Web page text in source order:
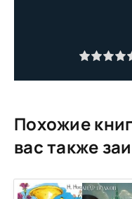
17
Похожие
вас также